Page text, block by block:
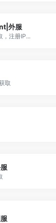
外服
，注册IP...
取